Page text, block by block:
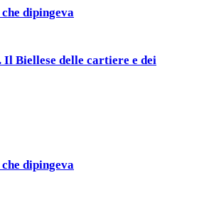
dipingeva
Il Biellese delle cartiere e dei
dipingeva